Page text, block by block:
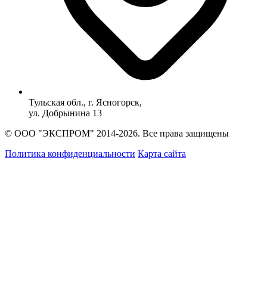
Тульская обл., г. Ясногорск,
ул. Добрынина 13
© ООО "ЭКСПРОМ" 2014-2026. Все права защищены
Политика конфиденциальности Карта сайта